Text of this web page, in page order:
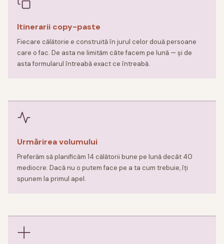
Itinerarii copy-paste
Fiecare călătorie e construită în jurul celor două persoane
care o fac. De asta ne limităm câte facem pe lună — și de
asta formularul întreabă exact ce întreabă.
Urmărirea volumului
Preferăm să planificăm 14 călătorii bune pe lună decât 40
mediocre. Dacă nu o putem face pe a ta cum trebuie, îți
spunem la primul apel.